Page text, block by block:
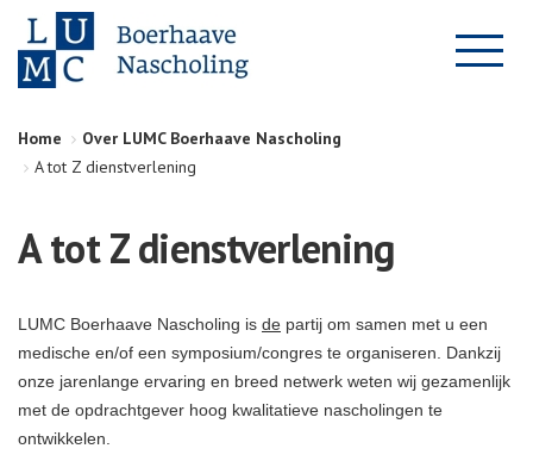
Home
Over LUMC Boerhaave Nascholing
A tot Z dienstverlening
A tot Z dienstverlening
LUMC Boerhaave Nascholing is de partij om samen met u een
medische en/of een symposium/congres te organiseren. Dankzij
onze jarenlange ervaring en breed netwerk weten wij gezamenlijk
met de opdrachtgever hoog kwalitatieve nascholingen te
ontwikkelen.